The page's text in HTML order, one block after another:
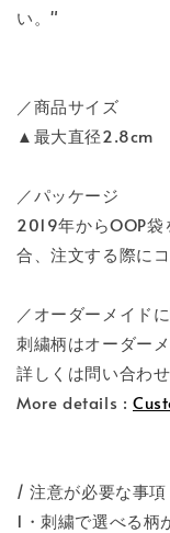
い。"
／商品サイズ
▲最大直径2.8cm
／パッケージ
2019年からOOP袋
合、注文する際に
／オーダーメイド
刺繍柄はオーダー
詳しくは問い合わせ
More details :
/ 注意が必要な事項
1・刺繍で選べる柄